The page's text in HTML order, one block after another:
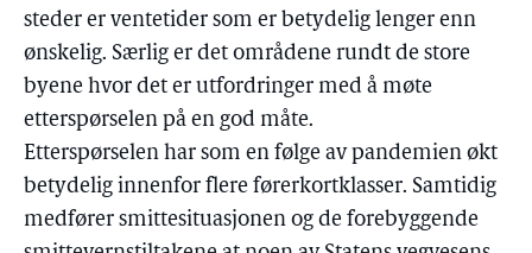
steder er ventetider som er betydelig lenger enn
ønskelig. Særlig er det områdene rundt de store
byene hvor det er utfordringer med å møte
etterspørselen på en god måte.
Etterspørselen har som en følge av pandemien økt
betydelig innenfor flere førerkortklasser. Samtidig
medfører smittesituasjonen og de forebyggende